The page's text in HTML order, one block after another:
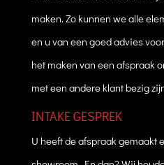
maken. Zo kunnen we alle
en u van een goed advies
het maken van een afspraak
met een andere klant bezig
INTAKE GESPREK
U heeft de afspraak gemaakt